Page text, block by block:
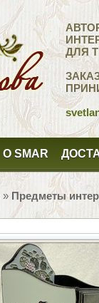
ДЛЯ
О SMAR
» Предметы